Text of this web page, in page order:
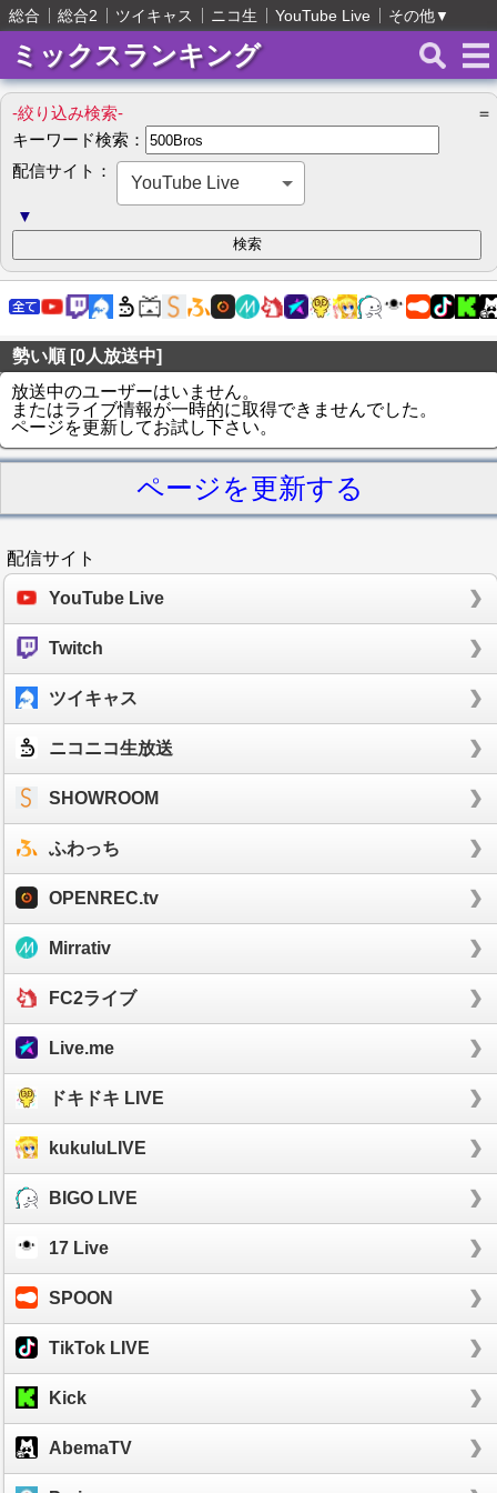
総合 総合2 ツイキャス ニコ生 YouTube Live その他▼
ミックスランキング
-絞り込み検索-
＝
キーワード検索：
配信サイト：
YouTube Live
▼
勢い順 [0人放送中]
放送中のユーザーはいません。
またはライブ情報が一時的に取得できませんでした。
ページを更新してお試し下さい。
ページを更新する
配信サイト
YouTube Live
Twitch
ツイキャス
ニコニコ生放送
SHOWROOM
ふわっち
OPENREC.tv
Mirrativ
FC2ライブ
Live.me
ドキドキ LIVE
kukuluLIVE
BIGO LIVE
17 Live
SPOON
TikTok LIVE
Kick
AbemaTV